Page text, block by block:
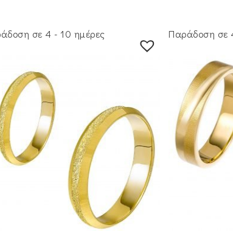
σε 4 - 10 ημέρες Παράδοση σε